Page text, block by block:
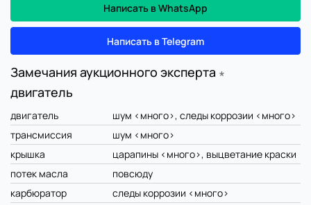
Написать в WhatsApp
Написать в Telegram
Замечания аукционного эксперта ∗
двигатель
двигатель
шум <много>, следы коррозии <много>
трансмиссия
шум <много>
крышка
царапины <много>, выцветание краски
потек масла
повсюду
карбюратор
следы коррозии <много>